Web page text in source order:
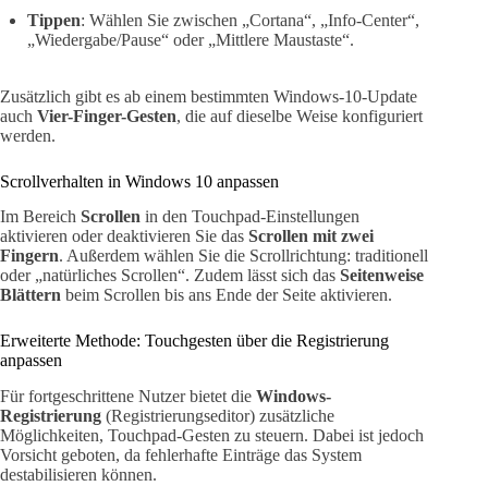
Tippen: Wählen Sie zwischen „Cortana“, „Info-Center“,
„Wiedergabe/Pause“ oder „Mittlere Maustaste“.
Zusätzlich gibt es ab einem bestimmten Windows-10-Update
auch Vier-Finger-Gesten, die auf dieselbe Weise konfiguriert
werden.
Scrollverhalten in Windows 10 anpassen
Im Bereich Scrollen in den Touchpad-Einstellungen
aktivieren oder deaktivieren Sie das Scrollen mit zwei
Fingern. Außerdem wählen Sie die Scrollrichtung: traditionell
oder „natürliches Scrollen“. Zudem lässt sich das Seitenweise
Blättern beim Scrollen bis ans Ende der Seite aktivieren.
Erweiterte Methode: Touchgesten über die Registrierung
anpassen
Für fortgeschrittene Nutzer bietet die Windows-
Registrierung (Registrierungseditor) zusätzliche
Möglichkeiten, Touchpad-Gesten zu steuern. Dabei ist jedoch
Vorsicht geboten, da fehlerhafte Einträge das System
destabilisieren können.